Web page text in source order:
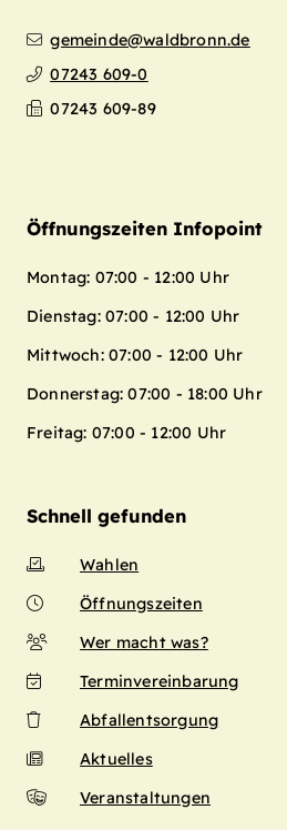
gemeinde@waldbronn.de
07243 609-0
07243 609-89
Leaflet| Map data ©OpenStreetMap
contributors,CC-BY-SA
Öffnungszeiten Infopoint
Montag: 07:00 - 12:00 Uhr
Dienstag: 07:00 - 12:00 Uhr
Mittwoch: 07:00 - 12:00 Uhr
Donnerstag: 07:00 - 18:00 Uhr
Freitag: 07:00 - 12:00 Uhr
Schnell gefunden
Wahlen
Öffnungszeiten
Wer macht was?
Terminvereinbarung
Abfallentsorgung
Aktuelles
Veranstaltungen